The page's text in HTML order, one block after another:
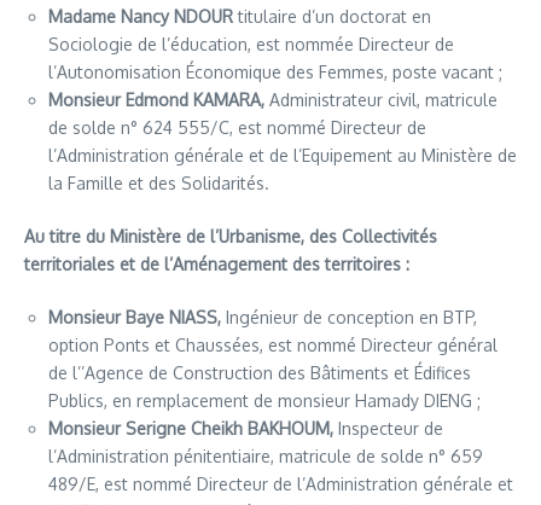
Madame Nancy NDOURtitulaire d’un doctorat en
Sociologie de l’éducation, est nommée Directeur de
l’Autonomisation Économique des Femmes, poste vacant ;
Monsieur Edmond KAMARA, Administrateur civil, matricule
de solde n° 624 555/C, est nommé Directeur de
l’Administration générale et de l’Equipement au Ministère de
la Famille et des Solidarités.
Au titre du Ministère de l’Urbanisme, des Collectivités
territoriales et de l’Aménagement des territoires :
Monsieur Baye NIASS, Ingénieur de conception en BTP,
option Ponts et Chaussées, est nommé Directeur général
de l’’Agence de Construction des Bâtiments et Édifices
Publics, en remplacement de monsieur Hamady DIENG ;
Monsieur Serigne Cheikh BAKHOUM, Inspecteur de
l’Administration pénitentiaire, matricule de solde n° 659
489/E, est nommé Directeur de l’Administration générale et